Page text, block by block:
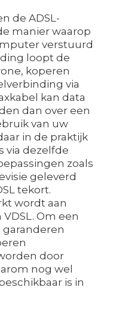
de ADSL-
manier waarop
verstuurd
loopt de
koperen
via
kan data
dan over een
van uw
in de praktijk
via dezelfde
zoals
geleverd
tekort.
wordt aan
Om een
door
nog wel
is in